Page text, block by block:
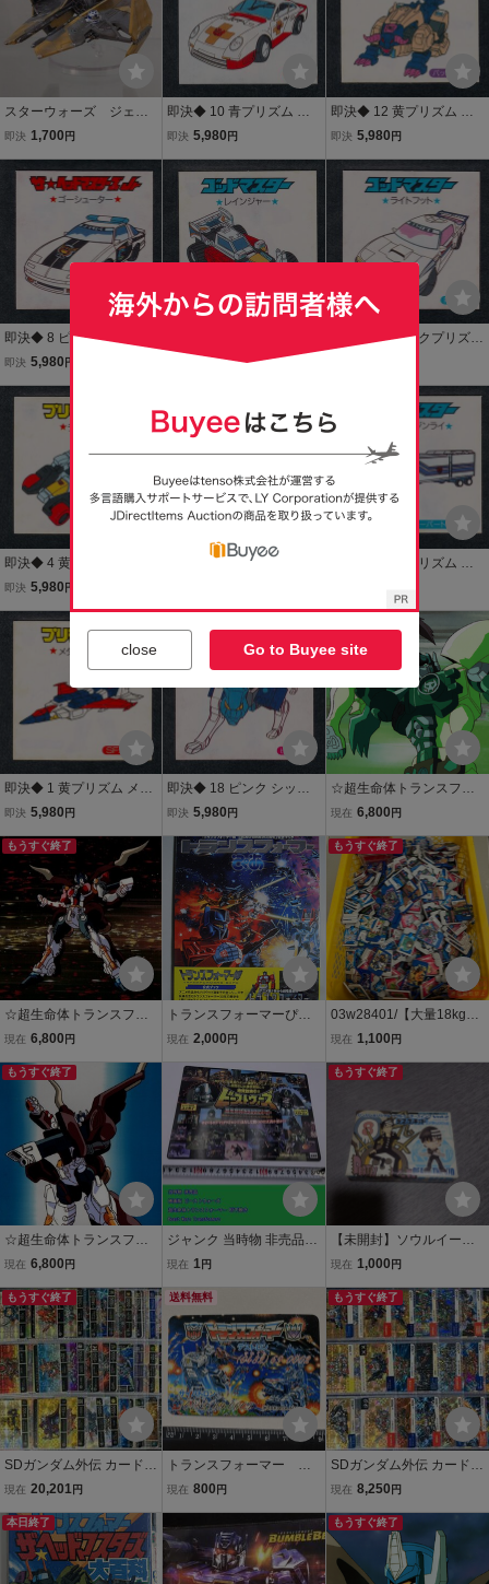
スターウォーズ ジェダ
イインターセプター ア
タカラトミー STARWAR
S スターファイター プ
即決 1,700 円
即決◆ 10 青プリズム ミ
ネルバ ザ・ヘッドマスタ
ー prism sticker Wシール
シール タカラ TAKARA tr
ansformers
即決 5,980 円
即決◆ 12 黄プリズム ブ
ルホーン ザ・ヘッドマス
マー prism sticker Wシー
ル シール タカラ TAKARA
即決 5,980 円
即決◆ 8 ピンク ゴーシュ
ーター ザ・ヘッドマスタ
ー prism sticker Wシール
シール タカラ TAKARA tr
ansformers
即決 5,980 円
インジャー ゴッドマスタ
ル タカラ TAKARA transfo
rmers
5,980円
即決◆ 14 ピンクプリズム
prism sticker Wシール シ
ール タカラ TAKARA tran
sformers
即決◆ 4 黄プリズム ラン
ダー プリテンダー トラン
r Wシール シール タカラ T
AKARA ダブルシール tran
即決 5,980 円
即決◆ 6 黄プリズム ダウ
AKARA ダブルシール tran
即決◆ 17 黄プリズム ス
スター トランスフォーマ
ー prism sticker Wシール
シール タカラ TAKARA tr
即決◆ 1 黄プリズム メタ
ルホーク プリテンダー ト
icker シール タカラ TAKA
RA ダブルシール transfor
mers
即決 5,980 円
即決◆ 18 ピンク シック
スナイト ピューマ トラン
sm sticker Wシール シー
ル タカラ TAKARA transfo
rmers
即決 5,980 円
☆超生命体トランスフォ
ーマー★ビーストウォー
RANSFORMERS・やま
だたかひろ・タカラ・ビ
ッグコンボイ
現在 6,800 円
もうすぐ終了
☆超生命体トランスフォ
ーマー★ビーストウォー
⑦・TRANSFORMERS・
やまだたかひろ・タカ
ラ・ビッグコンボイ
現在 6,800 円
トランスフォーマーぴあ
(トランスフォーマー博TR
式ブック'14※超特大両面
ポスター付)タカラトミー
玩具,梶田達二,上田信
現在 2,000 円
もうすぐ終了
03w28401/【大量18kg以
上セット】ポケットモン
等 まとめ/ピカチュウ スペ
ン/ゲンガー等
現在 1,100 円
もうすぐ終了
☆超生命体トランスフォ
ーマー★ビーストウォー
⑧・TRANSFORMERS・
やまだたかひろ・タカ
ラ・ビッグコンボイ
現在 6,800 円
ジャンク 当時物 非売品
映画版 ビーストウォーズ
マー B5下敷き コンボイ
メガトロン Beast Wars Tr
ansformers
現在 1円
もうすぐ終了
【未開封】ソウルイータ
ー デス・ザ・キッド フィ
号付録 ソウルイータース
イング Vol.2 非売品
現在 1,000 円
もうすぐ終了
SDガンダム外伝 カードダ
ス 初版 全228種類 キラコ
シャル'95 本弾 バンダイ
GUNDAM carddass Prism
complete set ①
現在 20,201円
送料無料
トランスフォーマー デ
ストロン カード サイ
ビス TAKARA
現在 800 円
もうすぐ終了
SDガンダム外伝 カードダ
ス ネオバトル パート1〜1
ホロバトル 初版 GUNDA
M carddass Prism comple
te set ②
現在 8,250 円
本日終了 もうすぐ終了
close Go to Buyee site